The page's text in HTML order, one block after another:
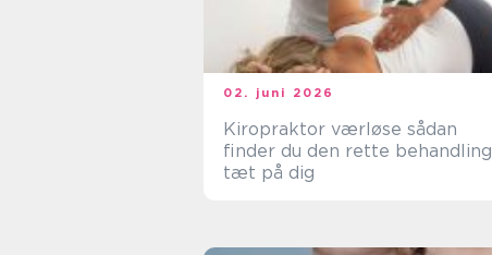
02. juni 2026
Kiropraktor værløse sådan
finder du den rette behandling
tæt på dig